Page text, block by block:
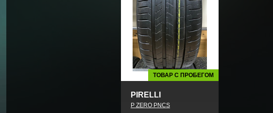
ТОВАР С ПРОБЕГОМ
PIRELLI
P ZERO PNCS